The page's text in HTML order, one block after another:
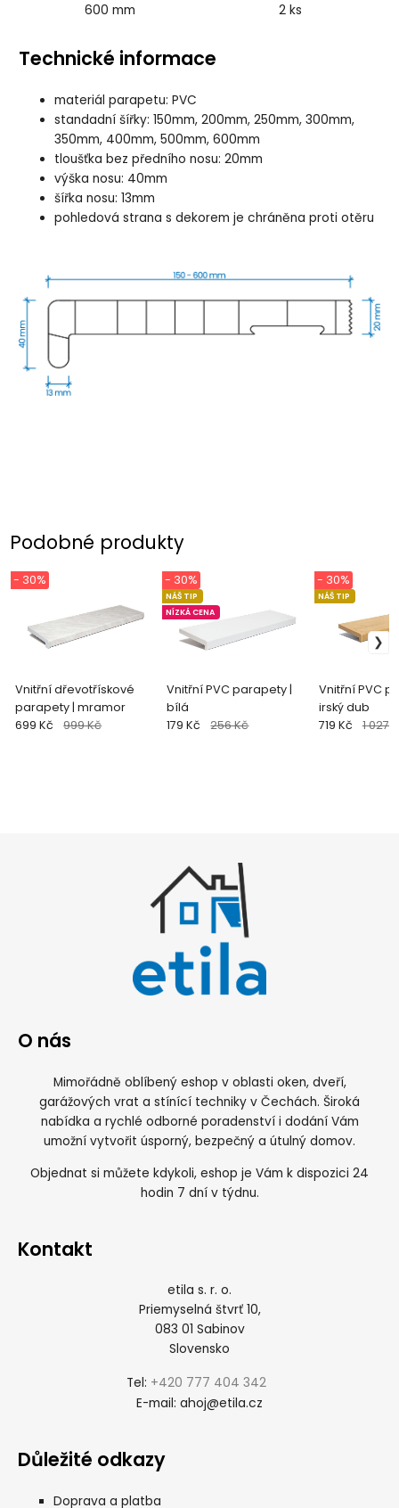
600 mm 2 ks
Technické informace
materiál parapetu: PVC
standadní šířky: 150mm, 200mm, 250mm, 300mm,
350mm, 400mm, 500mm, 600mm
tloušťka bez předního nosu: 20mm
výška nosu: 40mm
šířka nosu: 13mm
pohledová strana s dekorem je chráněna proti otěru
Podobné produkty
Vnitřní dřevotřískové
parapety | mramor
- 30%
699 Kč 999 Kč
Vnitřní PVC parapety |
bílá
NÁŠ TIP
NÍZKÁ CENA
- 30%
179 Kč 256 Kč
Vnitřní PVC
irský dub
NÁŠ TIP
- 30%
719 Kč 1 027
O nás
Mimořádně oblíbený eshop v oblasti oken, dveří,
garážových vrat a stínící techniky v Čechách. Široká
nabídka a rychlé odborné poradenství i dodání Vám
umožní vytvořit úsporný, bezpečný a útulný domov.
Objednat si můžete kdykoli, eshop je Vám k dispozici 24
hodin 7 dní v týdnu.
Kontakt
etila s. r. o.
Priemyselná štvrť 10,
083 01 Sabinov
Slovensko
Tel: +420 777 404 342
E-mail: ahoj@etila.cz
Důležité odkazy
Doprava a platba